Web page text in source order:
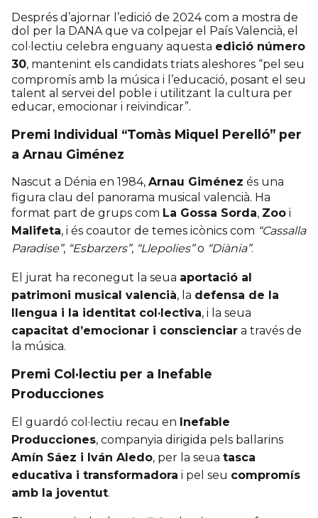
Després d’ajornar l’edició de 2024 com a mostra de
dol per la DANA que va colpejar el País Valencià, el
col·lectiu celebra enguany aquesta edició número
30, mantenint els candidats triats aleshores “pel seu
compromís amb la música i l’educació, posant el seu
talent al servei del poble i utilitzant la cultura per
educar, emocionar i reivindicar”.
Premi Individual “Tomàs Miquel Perelló” per
a Arnau Giménez
Nascut a Dénia en 1984, Arnau Giménez és una
figura clau del panorama musical valencià. Ha
format part de grups com La Gossa Sorda, Zoo i
Malifeta, i és coautor de temes icònics com “Cassalla
Paradise”, “Esbarzers”, “Llepolies”o “Diània”.
El jurat ha reconegut la seua aportació al
patrimoni musical valencià, la defensa de la
llengua i la identitat col·lectiva, i la seua
capacitat d’emocionar i conscienciar a través de
la música.
Premi Col·lectiu per a Inefable
Producciones
El guardó col·lectiu recau en Inefable
Producciones, companyia dirigida pels ballarins
Amín Sáez i Iván Aledo, per la seua tasca
educativa i transformadora i pel seu compromís
amb la joventut.